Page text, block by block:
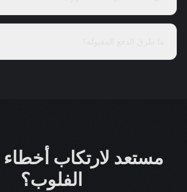
مستعد لارتكاب أخطاء
الفلوب؟